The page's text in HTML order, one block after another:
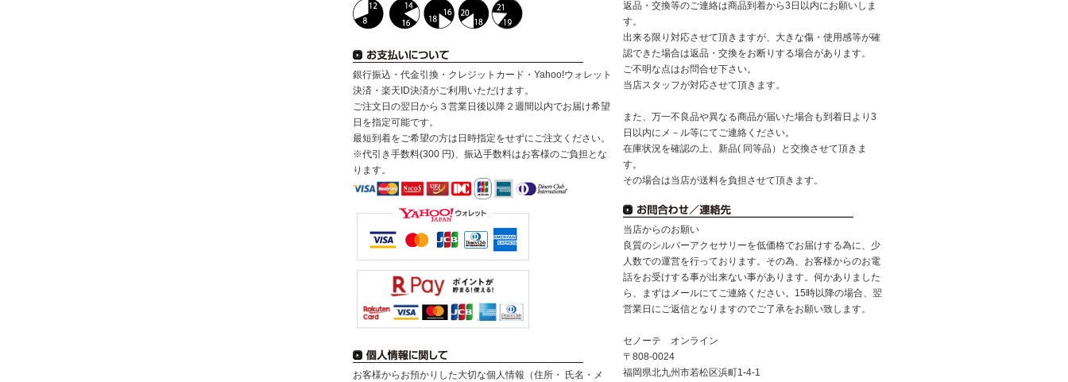
銀行振込・代金引換・クレジットカード・Yahoo!ウォレット
決済・楽天ID決済がご利用いただけます。
ご注文日の翌日から３営業日後以降２週間以内でお届け希望
日を指定可能です。
最短到着をご希望の方は日時指定をせずにご注文ください。
※代引き手数料(300 円)、振込手数料はお客様のご負担とな
ります。
お客様からお預かりした大切な個人情報（住所・ 氏名・メ
返品・交換等のご連絡は商品到着から3日以内にお願いしま
す。
出来る限り対応させて頂きますが、大きな傷・使用感等が確
認できた場合は返品・交換をお断りする場合があります。
ご不明な点はお問合せ下さい。
当店スタッフが対応させて頂きます。
また、万一不良品や異なる商品が届いた場合も到着日より3
日以内にメ－ル等にてご連絡ください。
在庫状況を確認の上、新品( 同等品）と交換させて頂きま
す。
その場合は当店が送料を負担させて頂きます。
当店からのお願い
良質のシルバーアクセサリーを低価格でお届けする為に、少
人数での運営を行っております。その為、お客様からのお電
話をお受けする事が出来ない事があります。何かありました
ら、まずはメールにてご連絡ください。15時以降の場合、翌
営業日にご返信となりますのでご了承をお願い致します。
セノーテ オンライン
〒808-0024
福岡県北九州市若松区浜町1-4-1